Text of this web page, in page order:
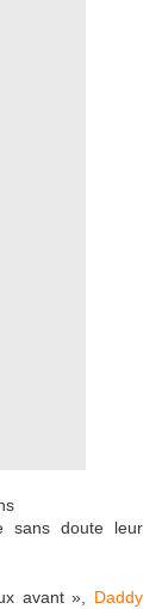
sans doute leur
avant », Daddy